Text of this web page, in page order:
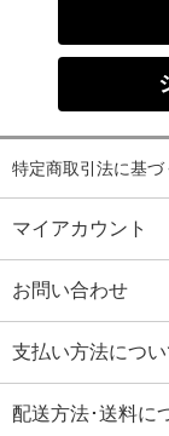
特定商取引法に基づ
マイアカウント
お問い合わせ
支払い方法につい
配送方法･送料に